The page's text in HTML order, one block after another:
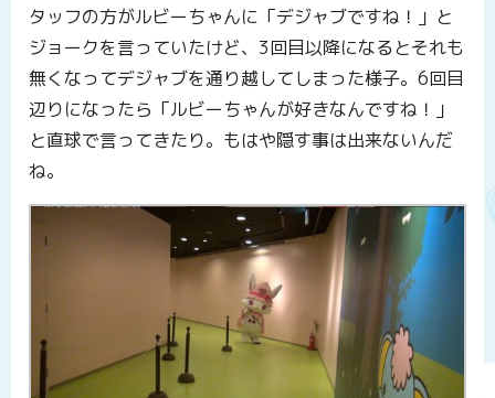
タッフの方がルビーちゃんに「デジャブですね！」と
ジョークを言っていたけど、3回目以降になるとそれも
無くなってデジャブを通り越してしまった様子。6回目
辺りになったら「ルビーちゃんが好きなんですね！」
と直球で言ってきたり。もはや隠す事は出来ないんだ
ね。